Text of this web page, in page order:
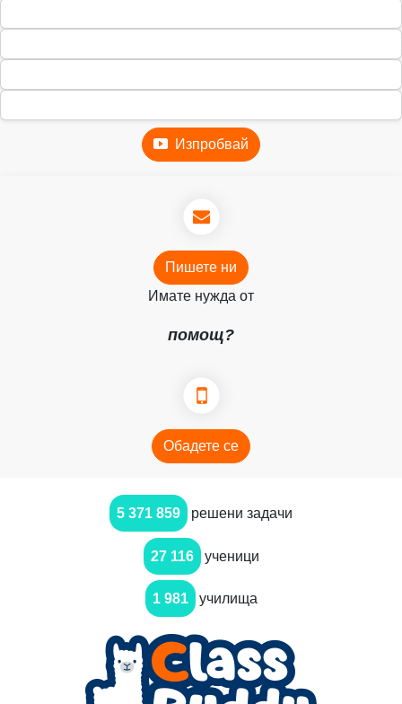
Изпробвай
Пишете ни
Имате нужда от
помощ?
Обадете се
5 371 859 решени задачи
27 116 ученици
1 981 училища